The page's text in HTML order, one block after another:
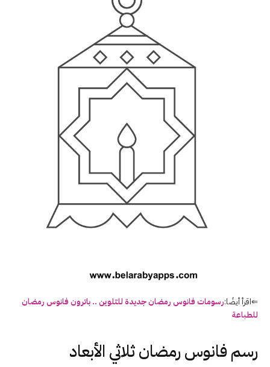
⇐اقرأ أيضًا:رسومات فانوس رمضان جديدة للتلوين .. باترون فانوس رمضان
للطباعة
رسم فانوس رمضان ثلاثي الأبعاد